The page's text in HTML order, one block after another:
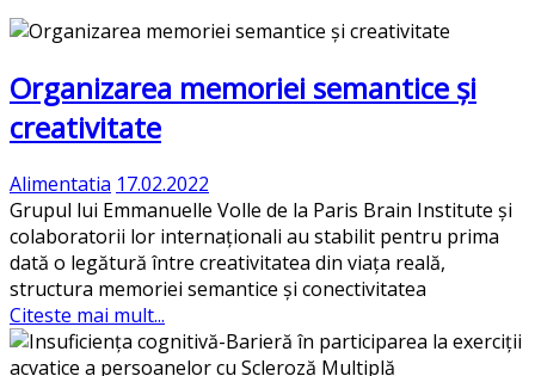
Organizarea memoriei semantice și
creativitate
Alimentatia 17.02.2022
Grupul lui Emmanuelle Volle de la Paris Brain Institute și
colaboratorii lor internaționali au stabilit pentru prima
dată o legătură între creativitatea din viața reală,
structura memoriei semantice și conectivitatea
Citeste mai mult...